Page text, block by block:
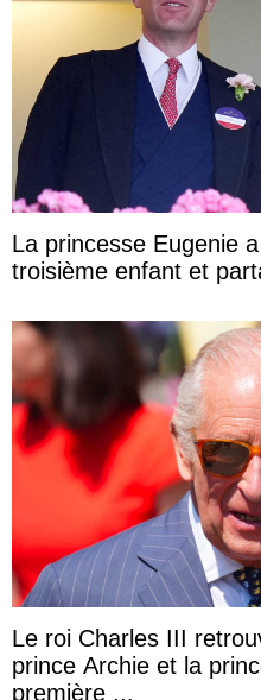
La princesse Eugenie
troisième enfant et
Le roi Charles III
prince Archie et la
première ...